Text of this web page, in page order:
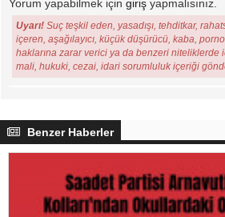
Yorum yapabilmek için giriş yapmalısınız.
Uyarı! Suç teşkil eden, yasadışı, tehditkar,
içeren, aşağılayıcı, küçük düşürücü, kaba,
haklarına zarar verici ya da benzeri
mali, hukuki, cezai, idari sorumluluk içeriği
Benzer Haberler